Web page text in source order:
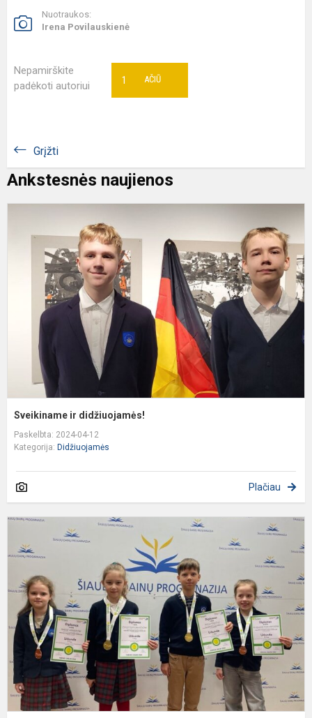
Nuotraukos:
Irena Povilauskienė
Nepamirškite
padėkoti autoriui
AČIŪ
1
Grįžti
Ankstesnės naujienos
Sveikiname ir didžiuojamės!
Paskelbta: 2024-04-12
Kategorija: Didžiuojamės
Plačiau